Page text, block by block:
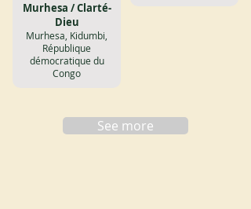
Murhesa / Clarté-
Dieu
Murhesa, Kidumbi,
République
démocratique du
Congo
See more